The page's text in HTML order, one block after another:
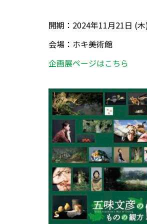
開期：2024年11月21日 (
会場：ホキ美術館
企画展ページはこちら